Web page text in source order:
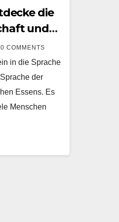
die
und
0 COMMENTS
in die Sprache
der
Essens. Es
Menschen